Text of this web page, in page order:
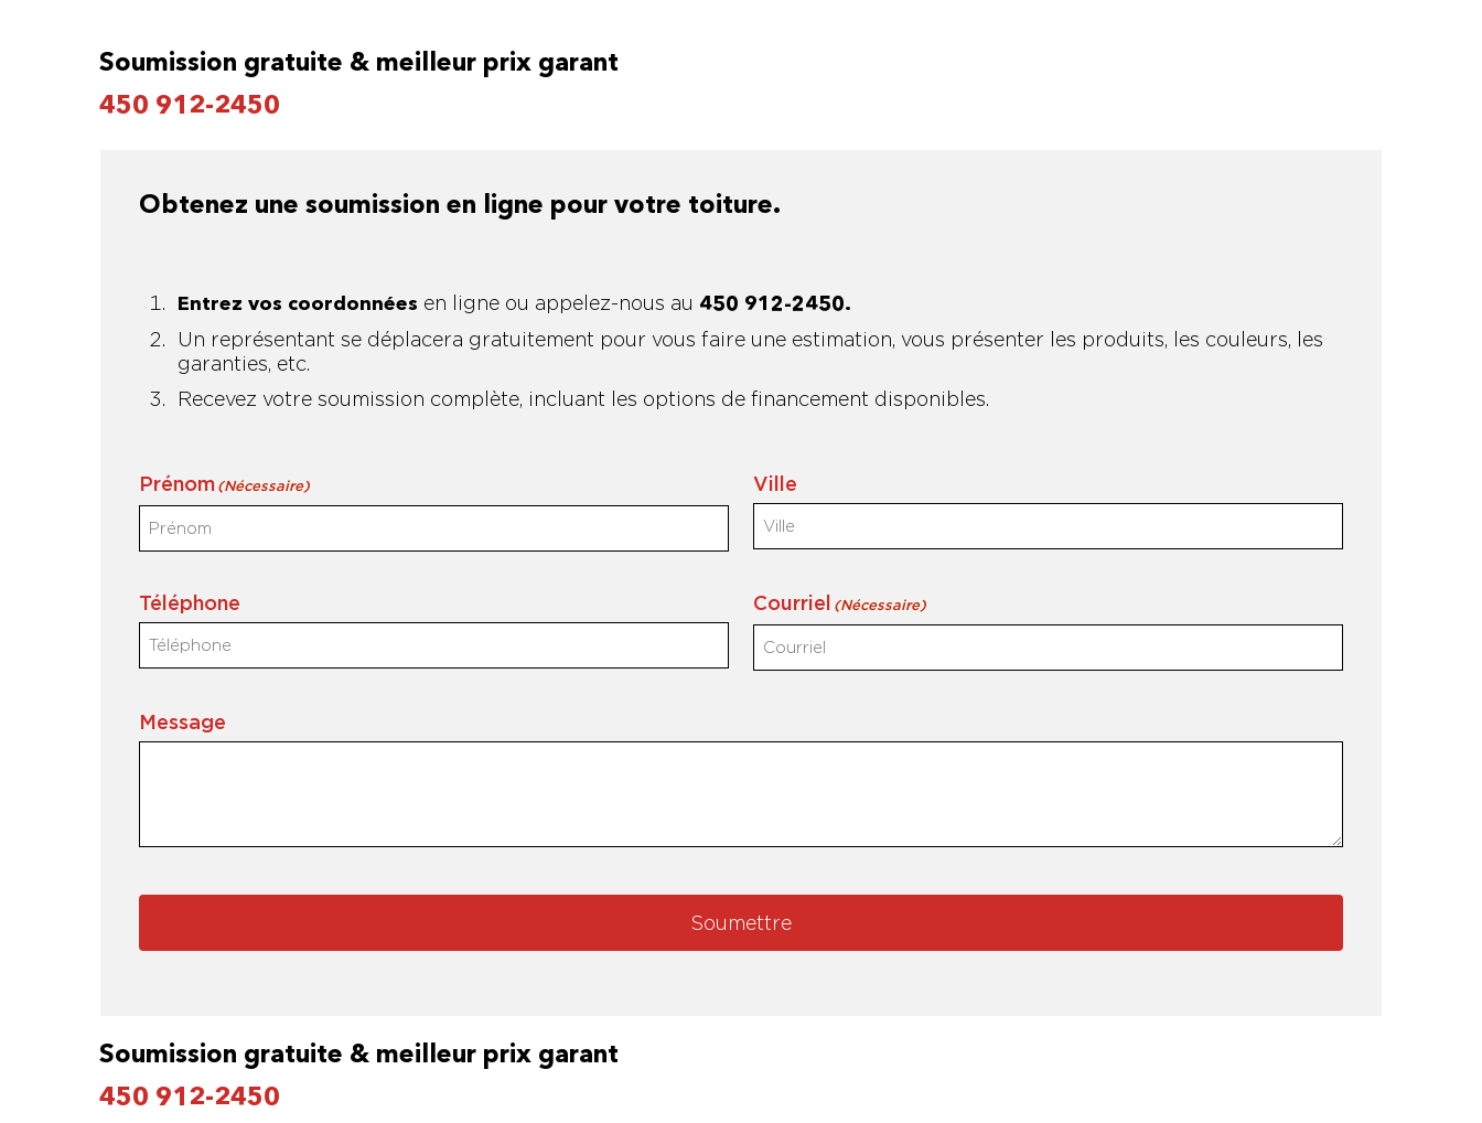
Soumission gratuite & meilleur prix garant
450 912-2450
Obtenez une soumission en ligne pour votre toiture.
Entrez vos coordonnées en ligne ou appelez-nous au 450 912-2450.
Un représentant se déplacera gratuitement pour vous faire une estimation, vous présenter les produits, les couleurs, les
garanties, etc.
Recevez votre soumission complète, incluant les options de financement disponibles.
Prénom (Nécessaire) Ville
Téléphone Courriel (Nécessaire)
Message
Soumettre
Soumission gratuite & meilleur prix garant
450 912-2450